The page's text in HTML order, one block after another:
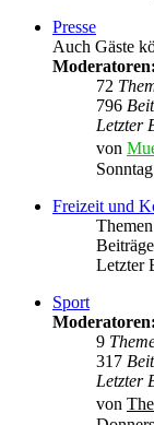
Presse
Auch Gäste
Moderatoren:
72
796
Letzter
von
Freizeit und
Themen
Beiträge
Letzter
Sport
Moderatoren:
9
317
Letzter
von